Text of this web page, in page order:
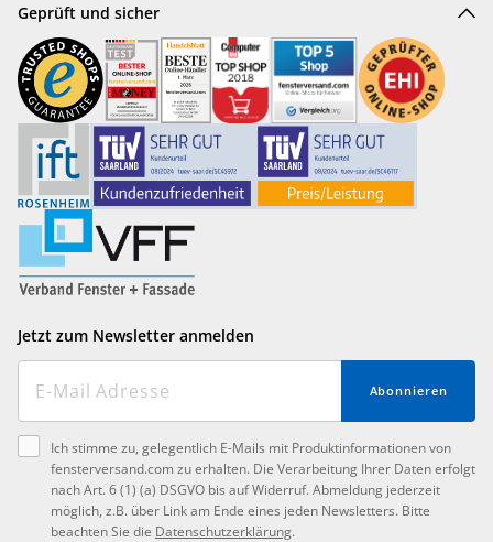
Geprüft und sicher
Jetzt zum Newsletter anmelden
Abonnieren
Ich stimme zu, gelegentlich E-Mails mit Produktinformationen von
fensterversand.com zu erhalten. Die Verarbeitung Ihrer Daten erfolgt
nach Art. 6 (1) (a) DSGVO bis auf Widerruf. Abmeldung jederzeit
möglich, z.B. über Link am Ende eines jeden Newsletters. Bitte
beachten Sie die Datenschutzerklärung.